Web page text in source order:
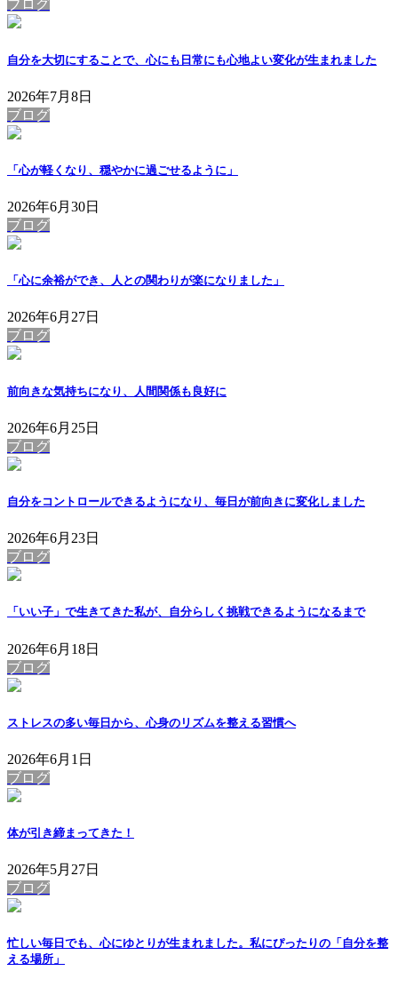
ブログ
自分を大切にすることで、心にも日常にも心地よい変化が生まれました
2026年7月8日
ブログ
「心が軽くなり、穏やかに過ごせるように」
2026年6月30日
ブログ
「心に余裕ができ、人との関わりが楽になりました」
2026年6月27日
ブログ
前向きな気持ちになり、人間関係も良好に
2026年6月25日
ブログ
自分をコントロールできるようになり、毎日が前向きに変化しました
2026年6月23日
ブログ
「いい子」で生きてきた私が、自分らしく挑戦できるようになるまで
2026年6月18日
ブログ
ストレスの多い毎日から、心身のリズムを整える習慣へ
2026年6月1日
ブログ
体が引き締まってきた！
2026年5月27日
ブログ
忙しい毎日でも、心にゆとりが生まれました。私にぴったりの「自分を整
える場所」